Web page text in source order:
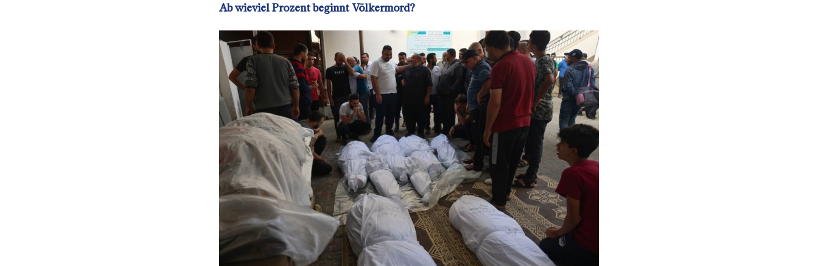
Ab wieviel Prozent beginnt Völkermord?